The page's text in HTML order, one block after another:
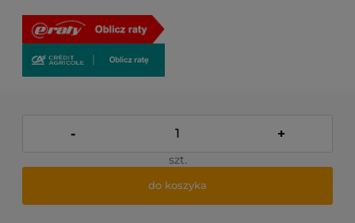
- +
szt.
do koszyka